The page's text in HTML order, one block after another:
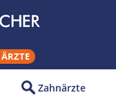
Zahnärzte